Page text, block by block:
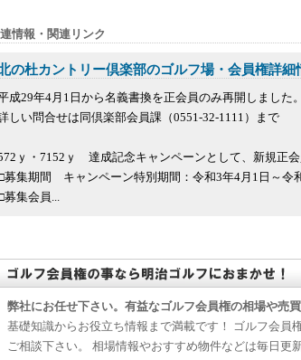
情報・関連リンク
の杜カントリー倶楽部のゴルフ場・会員権詳細
成29年4月1日から名義書換を正会員のみ再開しました。
しい問合せは同倶楽部会員課（0551-32-1111）まで
ｙ・7152ｙ 達成記念キャンペーンとして、新規正会
募集期間 キャンペーン特別期間：令和3年4月1日～令
募集会員...
弊社にお任せ下さい。有益なゴルフ会員権の相場や売
基礎知識からお役立ち情報まで満載です！ ゴルフ会員
ご相談下さい。 相場情報やおすすめ物件などは毎日更